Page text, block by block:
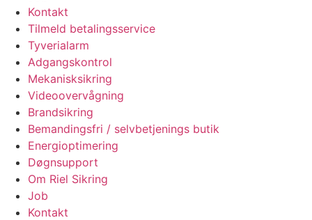
Kontakt
Tilmeld betalingsservice
Tyverialarm
Adgangskontrol
Mekanisksikring
Videoovervågning
Brandsikring
Bemandingsfri / selvbetjenings butik
Energioptimering
Døgnsupport
Om Riel Sikring
Job
Kontakt